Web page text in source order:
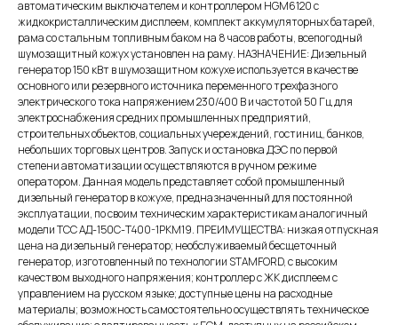
автоматическим выключателем и контроллером HGM6120 с
жидкокристаллическим дисплеем, комплект аккумуляторных батарей,
рама со стальным топливным баком на 8 часов работы, всепогодный
шумозащитный кожух установлен на раму. НАЗНАЧЕНИЕ: Дизельный
генератор 150 кВт в шумозащитном кожухе используется в качестве
основного или резервного источника переменного трехфазного
электрического тока напряжением 230/400 В и частотой 50 Гц для
электроснабжения средних промышленных предприятий,
строительных объектов, социальных учереждений, гостиниц, банков,
небольших торговых центров. Запуск и остановка ДЭС по первой
степени автоматизации осуществляются в ручном режиме
оператором. Данная модель представляет собой промышленный
дизельный генератор в кожухе, предназначенный для постоянной
эксплуатации, по своим техническим характеристикам аналогичный
модели ТСС АД-150С-Т400-1РКМ19. ПРЕИМУЩЕСТВА: низкая отпускная
цена на дизельный генератор; необслуживаемый бесщеточный
генератор, изготовленный по технологии STAMFORD, с высоким
качеством выходного напряжения; контроллер с ЖК дисплеем с
управлением на русском языке; доступные цены на расходные
материалы; возможность самостоятельно осуществлять техническое